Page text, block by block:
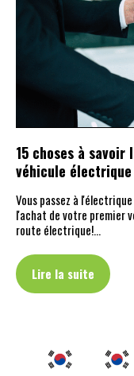
15 choses à
véhicule électrique
Vous passez à
l'achat de votre premier
route électrique!…
Lire la suite